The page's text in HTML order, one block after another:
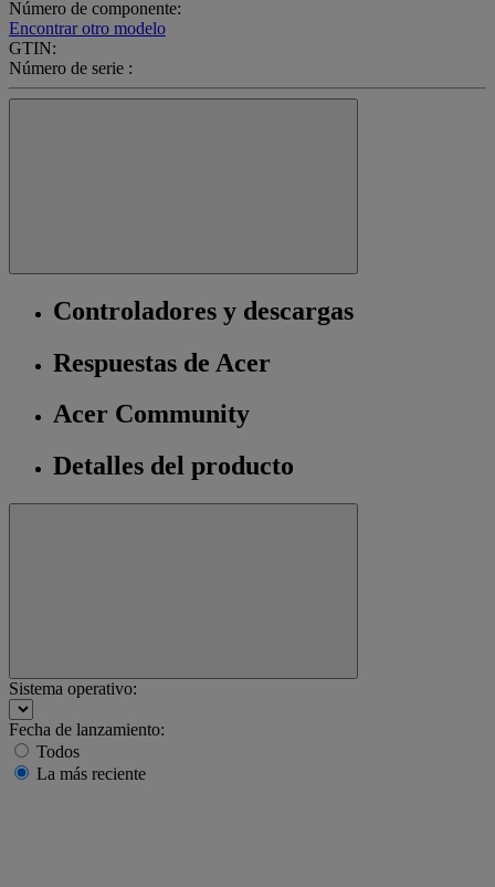
Número de componente:
Encontrar otro modelo
GTIN:
Número de serie :
Controladores y descargas
Respuestas de Acer
Acer Community
Detalles del producto
Sistema operativo:
Fecha de lanzamiento:
Todos
La más reciente